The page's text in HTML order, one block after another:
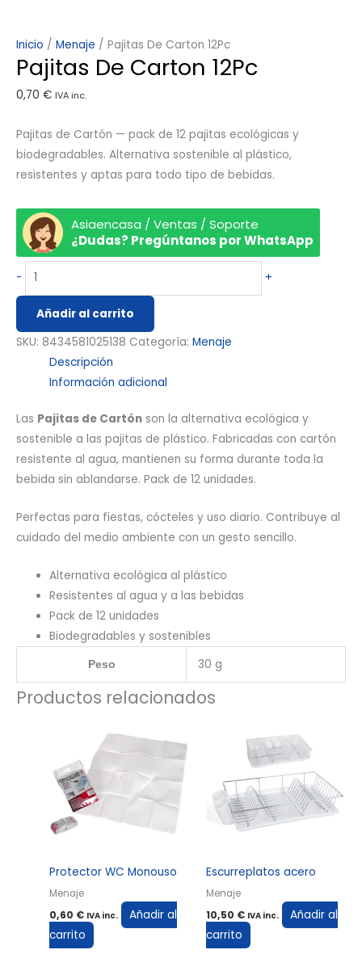
Inicio / Menaje / Pajitas De Carton 12Pc
Pajitas De Carton 12Pc
0,70 € IVA inc.
Pajitas de Cartón — pack de 12 pajitas ecológicas y
biodegradables. Alternativa sostenible al plástico,
resistentes y aptas para todo tipo de bebidas.
Asiaencasa / Ventas / Soporte
¿Dudas? Pregúntanos por WhatsApp
- +
Añadir al carrito
SKU: 8434581025138 Categoría: Menaje
Descripción
Información adicional
Las Pajitas de Cartón son la alternativa ecológica y
sostenible a las pajitas de plástico. Fabricadas con cartón
resistente al agua, mantienen su forma durante toda la
bebida sin ablandarse. Pack de 12 unidades.
Perfectas para fiestas, cócteles y uso diario. Contribuye al
cuidado del medio ambiente con un gesto sencillo.
Alternativa ecológica al plástico
Resistentes al agua y a las bebidas
Pack de 12 unidades
Biodegradables y sostenibles
Peso 30 g
Productos relacionados
Protector WC Monouso
Menaje
0,60 € IVA inc.
Añadir al
carrito
Escurreplatos acero
Menaje
10,50 € IVA inc.
Añadir al
carrito